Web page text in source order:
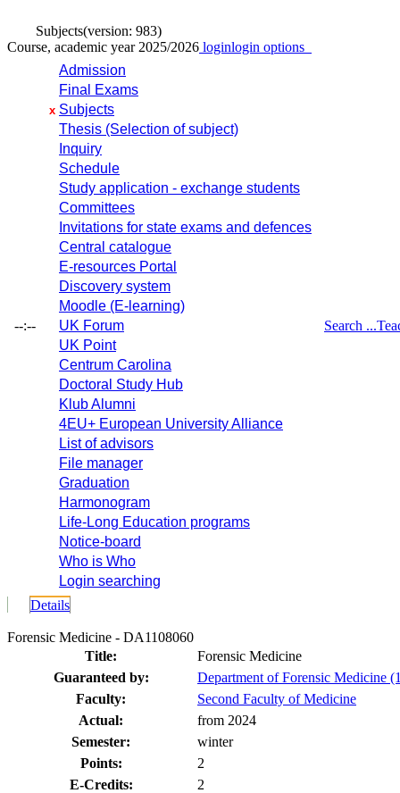
Subjects(version: 983)
Course, academic year 2025/2026 loginlogin options
--:--
Admission
Final Exams
x Subjects
Thesis (Selection of subject)
Inquiry
Schedule
Study application - exchange students
Committees
Invitations for state exams and defences
Central catalogue
E-resources Portal
Discovery system
Moodle (E-learning)
UK Forum
UK Point
Centrum Carolina
Doctoral Study Hub
Klub Alumni
4EU+ European University Alliance
List of advisors
File manager
Graduation
Harmonogram
Life-Long Education programs
Notice-board
Who is Who
Login searching
Search ...
Details
Forensic Medicine - DA1108060
Title:
Forensic Medicine
Guaranteed by:
Department of Forensic Medicine
Faculty:
Second Faculty of Medicine
Actual:
from 2024
Semester:
winter
Points:
2
E-Credits:
2